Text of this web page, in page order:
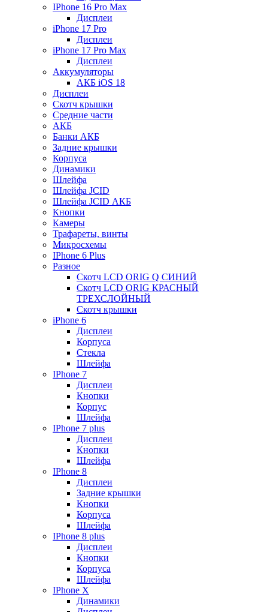
IPhone 16 Pro Max
Дисплеи
iPhone 17 Pro
Дисплеи
iPhone 17 Pro Max
Дисплеи
Аккумуляторы
АКБ iOS 18
Дисплеи
Скотч крышки
Средние части
АКБ
Банки АКБ
Задние крышки
Корпуса
Динамики
Шлейфа
Шлейфа JCID
Шлейфа JCID АКБ
Кнопки
Камеры
Трафареты, винты
Микросхемы
IPhone 6 Plus
Разное
Скотч LCD ORIG Q СИНИЙ
Скотч LCD ORIG КРАСНЫЙ
ТРЕХСЛОЙНЫЙ
Скотч крышки
iPhone 6
Дисплеи
Корпуса
Стекла
Шлейфа
IPhone 7
Дисплеи
Кнопки
Корпус
Шлейфа
IPhone 7 plus
Дисплеи
Кнопки
Шлейфа
IPhone 8
Дисплеи
Задние крышки
Кнопки
Корпуса
Шлейфа
IPhone 8 plus
Дисплеи
Кнопки
Корпуса
Шлейфа
IPhone X
Динамики